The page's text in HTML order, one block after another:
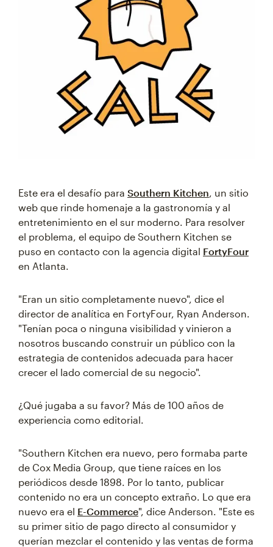
Este era el desafío para Southern Kitchen, un sitio
web que rinde homenaje a la gastronomía y al
entretenimiento en el sur moderno. Para resolver
el problema, el equipo de Southern Kitchen se
puso en contacto con la agencia digital FortyFour
en Atlanta.
"Eran un sitio completamente nuevo", dice el
director de analítica en FortyFour, Ryan Anderson.
"Tenían poca o ninguna visibilidad y vinieron a
nosotros buscando construir un público con la
estrategia de contenidos adecuada para hacer
crecer el lado comercial de su negocio".
¿Qué jugaba a su favor? Más de 100 años de
experiencia como editorial.
"Southern Kitchen era nuevo, pero formaba parte
de Cox Media Group, que tiene raíces en los
periódicos desde 1898. Por lo tanto, publicar
contenido no era un concepto extraño. Lo que era
nuevo era el E-Commerce", dice Anderson. "Este es
su primer sitio de pago directo al consumidor y
querían mezclar el contenido y las ventas de forma